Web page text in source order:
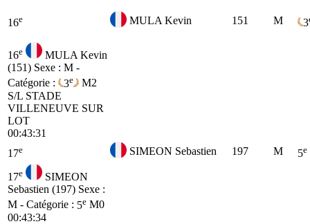
16e MULA Kevin 151 M 3
16e
MULA Kevin
(151) Sexe : M -
Catégorie :
3e
M2
S/L STADE
VILLENEUVE SUR
LOT
00:43:31
17e SIMEON Sebastien 197 M 5e
17e
SIMEON
Sebastien (197) Sexe :
M - Catégorie : 5e M0
00:43:34